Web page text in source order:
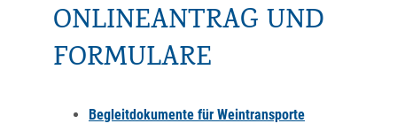
ONLINEANTRAG UND
FORMULARE
Begleitdokumente für Weintransporte